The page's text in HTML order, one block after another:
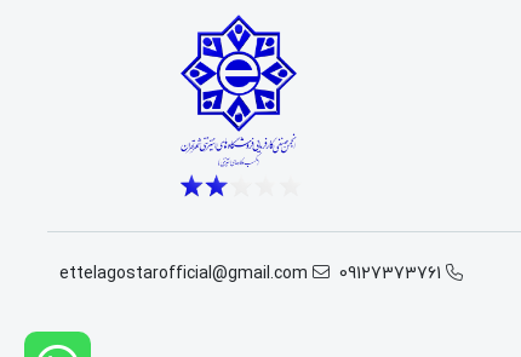
09127373761
ettelagostarofficial@gmail.com